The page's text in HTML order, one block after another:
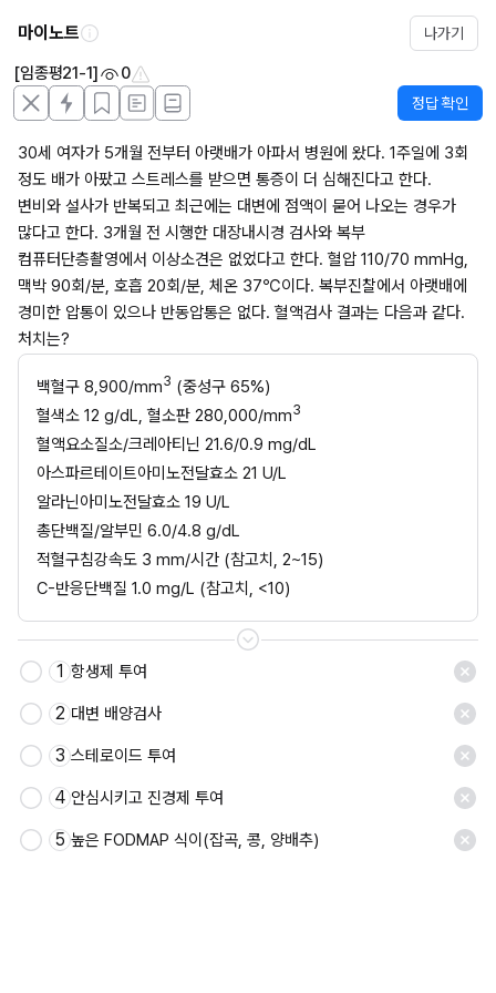
마이노트 나가기
[임종평21-1] 0
정답 확인
30세 여자가 5개월 전부터 아랫배가 아파서 병원에 왔다. 1주일에 3회
정도 배가 아팠고 스트레스를 받으면 통증이 더 심해진다고 한다.
변비와 설사가 반복되고 최근에는 대변에 점액이 묻어 나오는 경우가
많다고 한다. 3개월 전 시행한 대장내시경 검사와 복부
컴퓨터단층촬영에서 이상소견은 없었다고 한다. 혈압 110/70 mmHg,
맥박 90회/분, 호흡 20회/분, 체온 37℃이다. 복부진찰에서 아랫배에
경미한 압통이 있으나 반동압통은 없다. 혈액검사 결과는 다음과 같다.
처치는?
백혈구 8,900/mm3 (중성구 65%)
혈색소 12 g/dL, 혈소판 280,000/mm3
혈액요소질소/크레아티닌 21.6/0.9 mg/dL
아스파르테이트아미노전달효소 21 U/L
알라닌아미노전달효소 19 U/L
총단백질/알부민 6.0/4.8 g/dL
적혈구침강속도 3 mm/시간 (참고치, 2~15)
C-반응단백질 1.0 mg/L (참고치, <10)
1 항생제 투여
2 대변 배양검사
3 스테로이드 투여
4 안심시키고 진경제 투여
5 높은 FODMAP 식이(잡곡, 콩, 양배추)